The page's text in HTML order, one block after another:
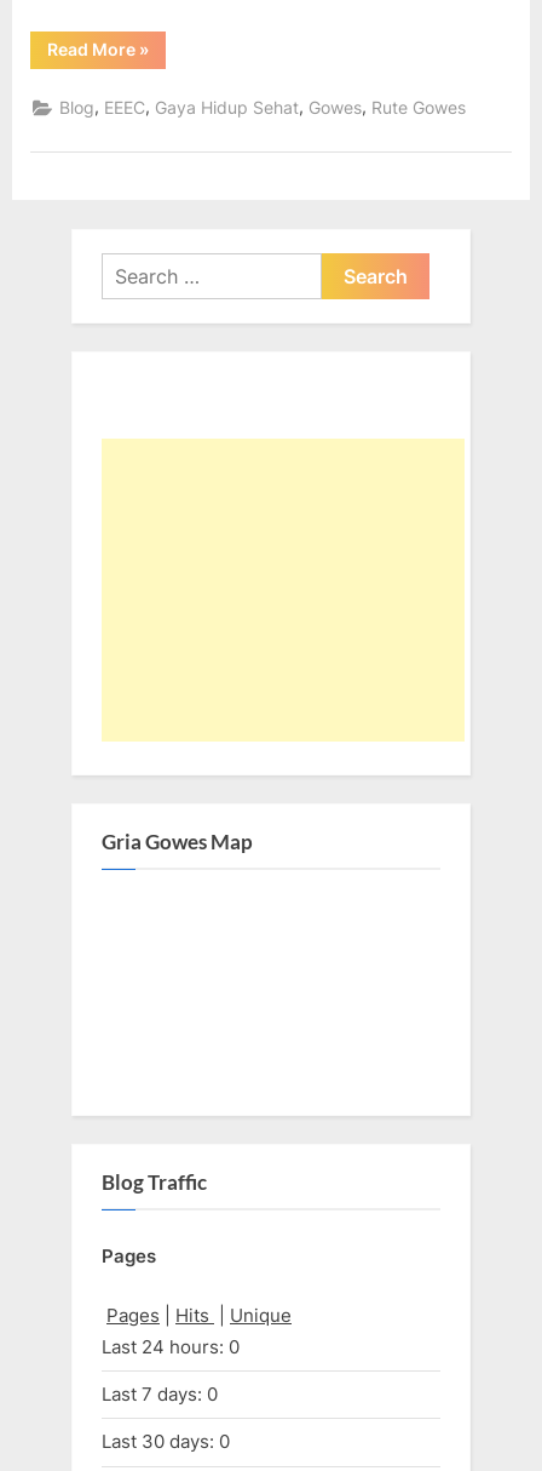
Read More“Gowes
“Tilik
Mangunan,
Puncak
Cinomati”
»
Blog, EEEC, Gaya Hidup Sehat, Gowes, Rute Gowes
Search
for:
Gria Gowes Map
Blog Traffic
Pages
Pages Hits
Unique
Last 24 hours: 0
Last 7 days: 0
Last 30 days: 0